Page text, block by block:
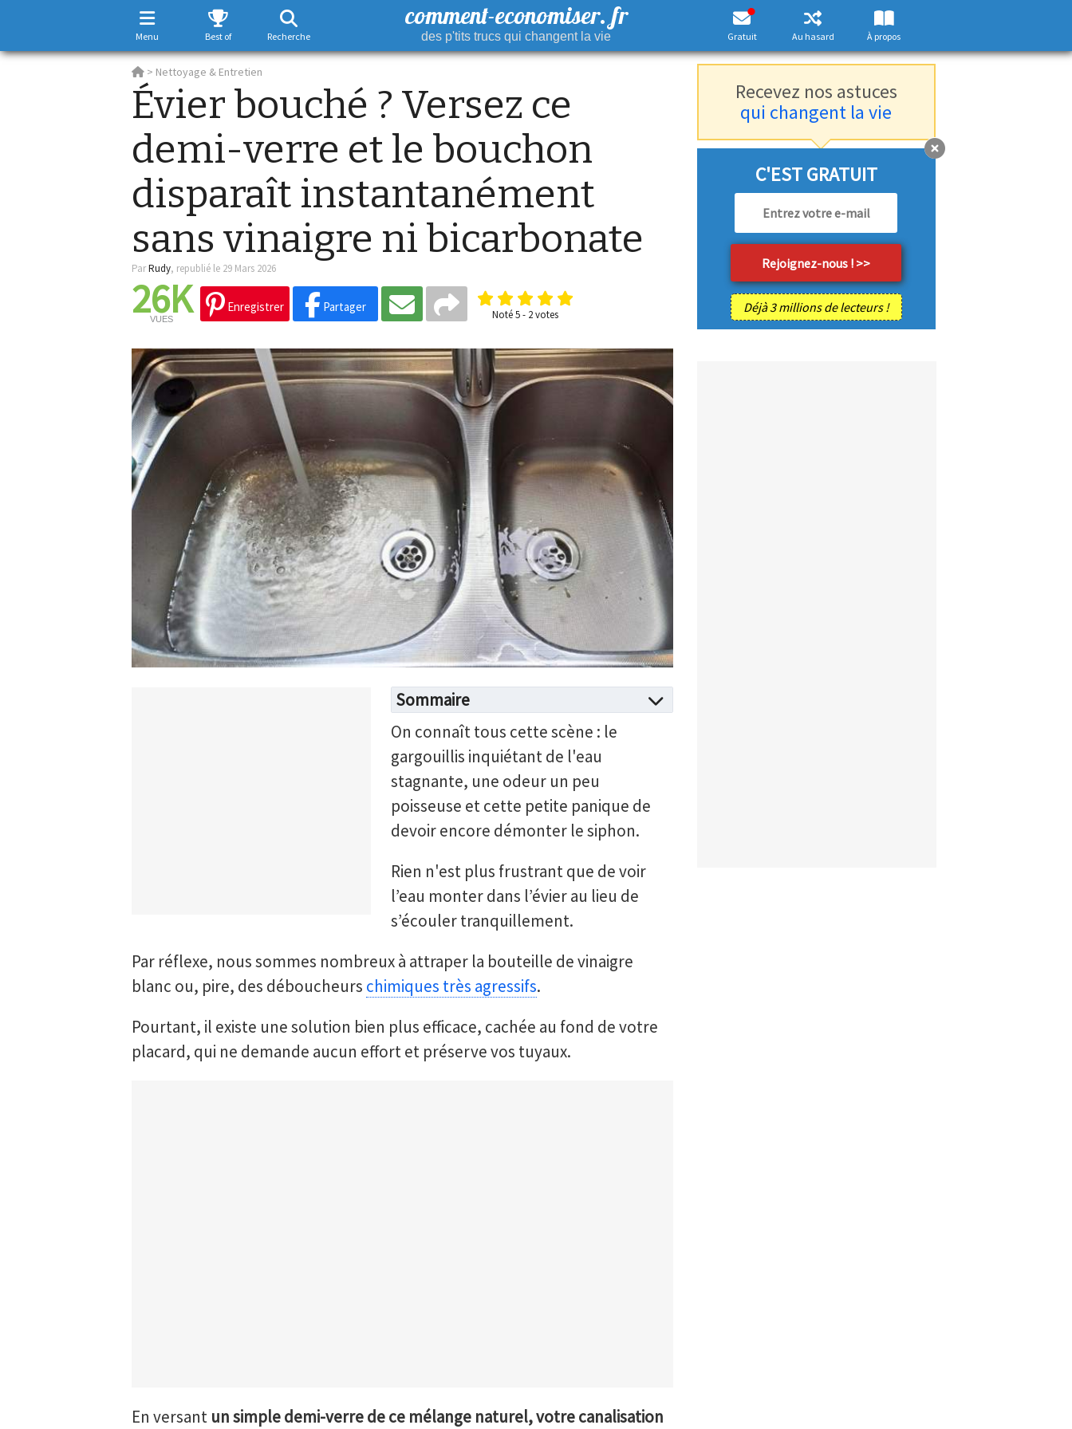
Menu Best of Recherche
comment-economiser. fr
des p'tits trucs qui changent la vie Gratuit Au hasard À propos
> Nettoyage & Entretien
Évier bouché ? Versez ce
demi-verre et le bouchon
disparaît instantanément
sans vinaigre ni bicarbonate
ParRudy, republié le 29 Mars 2026
26K
VUES
Enregistrer Partager
Noté5- 2 votes
Sommaire
On connaît tous cette scène : le
gargouillis inquiétant de l'eau
stagnante, une odeur un peu
poisseuse et cette petite panique de
devoir encore démonter le siphon.
Rien n'est plus frustrant que de voir
l’eau monter dans l’évier au lieu de
s’écouler tranquillement.
Par réflexe, nous sommes nombreux à attraper la bouteille de vinaigre
blanc ou, pire, des déboucheurs chimiques très agressifs.
Pourtant, il existe une solution bien plus efficace, cachée au fond de votre
placard, qui ne demande aucun effort et préserve vos tuyaux.
En versant un simple demi-verre de ce mélange naturel, votre canalisation
Recevez nos astuces
qui changent la vie
C'EST GRATUIT
Déjà 3 millions de lecteurs !